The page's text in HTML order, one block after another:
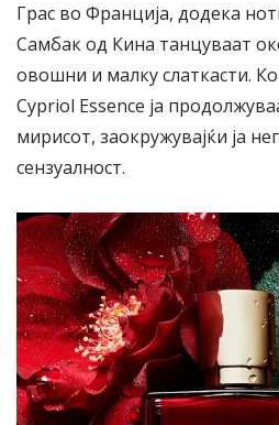
Грас во Франција, додека
Самбак од Кина танцуваат
овошни и малку слаткасти.
Cypriol Essence ја
мирисот, заокружувајќи ја
сензуалност.